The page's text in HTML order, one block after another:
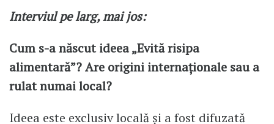
Interviul pe larg, mai jos:
Cum s-a născut ideea „Evită risipa
alimentară”? Are origini internaționale sau a
rulat numai local?
Ideea este exclusiv locală și a fost difuzată